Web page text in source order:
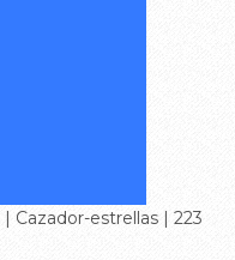
| Cazador-estrellas| 223